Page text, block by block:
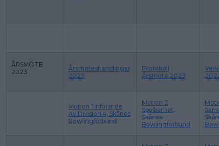
ÅRSMÖTE
2023
Årsmöteshandlingar
2023
Protokoll
Årsmöte 2023
Motion 1 Införande
Av Division 4, Skånes
Bowlingförbund
Motion 2
Spelbarhet,
Skånes
Bowlingförbund